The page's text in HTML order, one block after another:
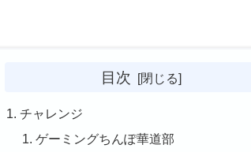
目次
チャレンジ
ゲーミングちんぽ華道部